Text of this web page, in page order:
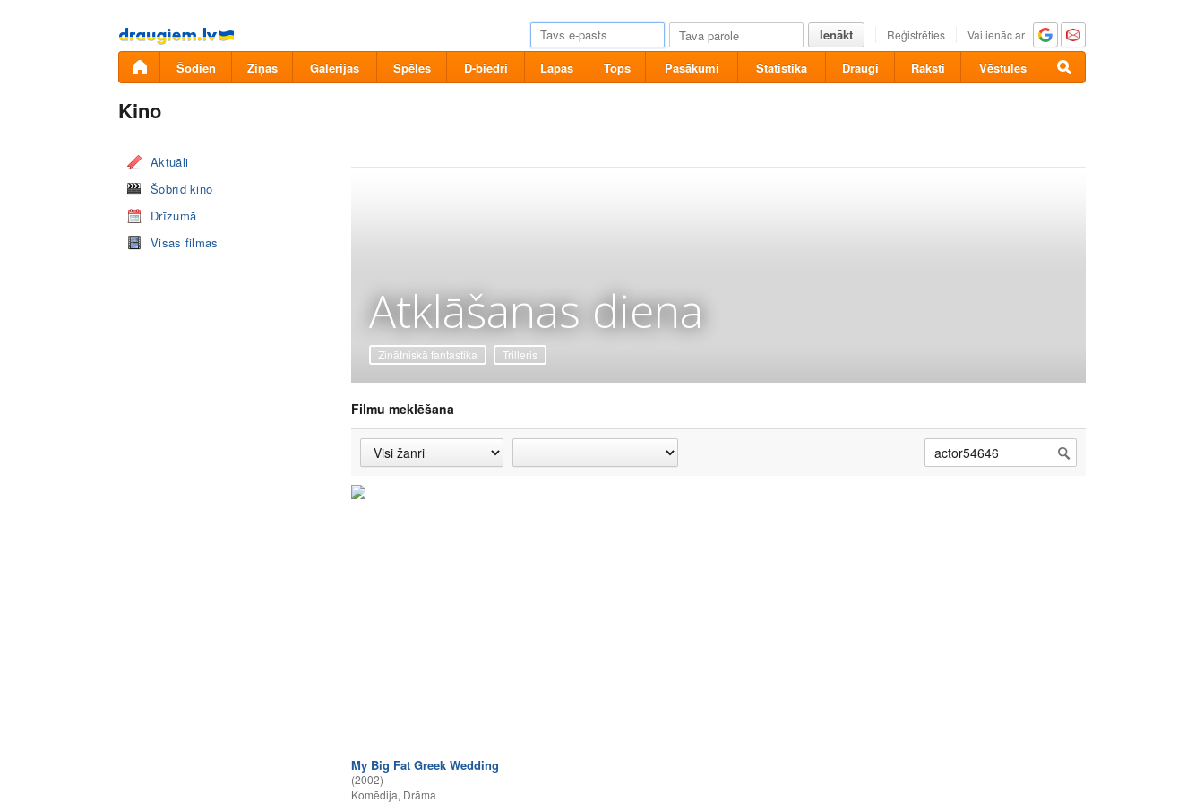
Pāriet
uz
saturu
Ienākt Reģistrēties Vai ienāc ar
Šodien Ziņas Galerijas Spēles D-biedri Lapas Tops Pasākumi Statistika Draugi Raksti Vēstules
Kino
Aktuāli
Šobrīd kino
Drīzumā
Visas filmas
Atklāšanas diena
Zinātniskā fantastika Trilleris
Filmu meklēšana
My Big Fat Greek Wedding
(2002)
Komēdija, Drāma